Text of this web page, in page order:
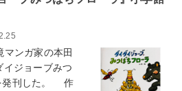
ンガ家の本田
ジョーブみつ
発刊した。 作